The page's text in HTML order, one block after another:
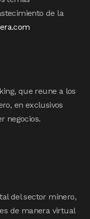
de la
que reune a los
en exclusivos
negocios.
del sector minero,
de manera virtual